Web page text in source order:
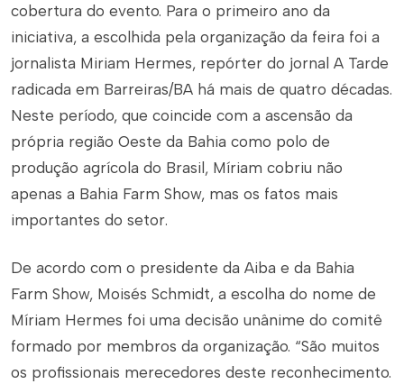
cobertura do evento. Para o primeiro ano da
iniciativa, a escolhida pela organização da feira foi a
jornalista Miriam Hermes, repórter do jornal A Tarde
radicada em Barreiras/BA há mais de quatro décadas.
Neste período, que coincide com a ascensão da
própria região Oeste da Bahia como polo de
produção agrícola do Brasil, Míriam cobriu não
apenas a Bahia Farm Show, mas os fatos mais
importantes do setor.
De acordo com o presidente da Aiba e da Bahia
Farm Show, Moisés Schmidt, a escolha do nome de
Míriam Hermes foi uma decisão unânime do comitê
formado por membros da organização. “São muitos
os profissionais merecedores deste reconhecimento.